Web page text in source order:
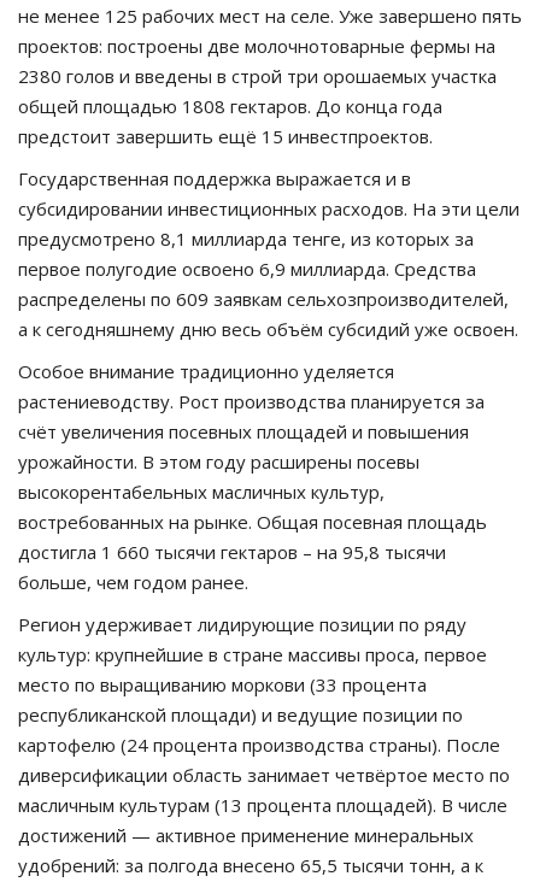
не менее 125 рабочих мест на селе. Уже завершено пять
проектов: построены две молочнотоварные фермы на
2380 голов и введены в строй три орошаемых участка
общей площадью 1808 гектаров. До конца года
предстоит завершить ещё 15 инвестпроектов.
Государственная поддержка выражается и в
субсидировании инвестиционных расходов. На эти цели
предусмотрено 8,1 миллиарда тенге, из которых за
первое полугодие освоено 6,9 миллиарда. Средства
распределены по 609 заявкам сельхозпроизводителей,
а к сегодняшнему дню весь объём субсидий уже освоен.
Особое внимание традиционно уделяется
растениеводству. Рост производства планируется за
счёт увеличения посевных площадей и повышения
урожайности. В этом году расширены посевы
высокорентабельных масличных культур,
востребованных на рынке. Общая посевная площадь
достигла 1 660 тысячи гектаров – на 95,8 тысячи
больше, чем годом ранее.
Регион удерживает лидирующие позиции по ряду
культур: крупнейшие в стране массивы проса, первое
место по выращиванию моркови (33 процента
республиканской площади) и ведущие позиции по
картофелю (24 процента производства страны). После
диверсификации область занимает четвёртое место по
масличным культурам (13 процента площадей). В числе
достижений — активное применение минеральных
удобрений: за полгода внесено 65,5 тысячи тонн, а к